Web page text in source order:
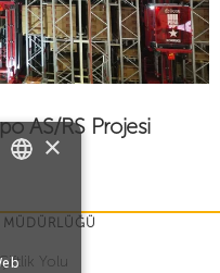
AS/RS Projesi
MÜDÜRLÜĞÜ
Yolu
×